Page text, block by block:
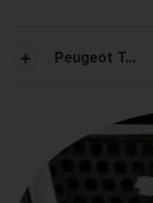
Peugeot T...